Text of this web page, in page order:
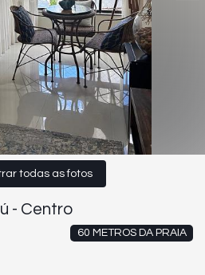
todas as fotos
- Centro
60 METROS DA PRAIA